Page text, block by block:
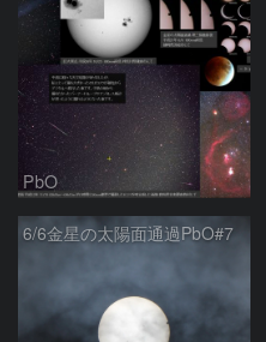
PbO
6/6金星の太陽面通過PbO#7